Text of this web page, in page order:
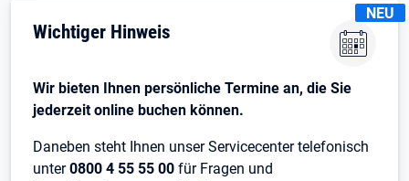
Wichtiger Hinweis
NEU
Wir bieten Ihnen persönliche Termine an, die Sie
jederzeit online buchen können.
Daneben steht Ihnen unser Servicecenter telefonisch
unter0800 4 55 55 00 für Fragen und